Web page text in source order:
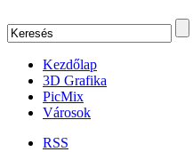
Kezdőlap
3D Grafika
PicMix
Városok
RSS